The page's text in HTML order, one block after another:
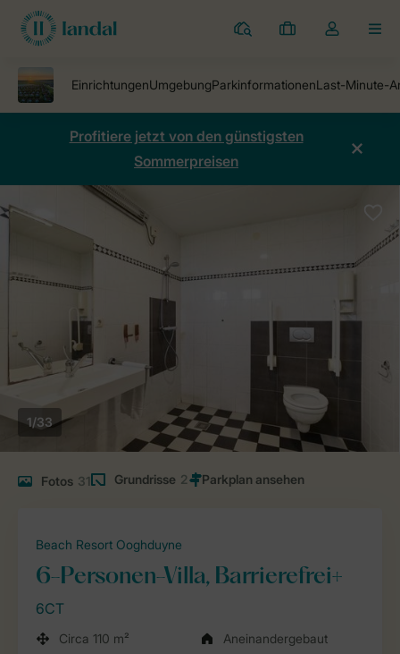
Ferienparks
Meine
Dropdown-
öffnen
Profitiere jetzt von den günstigsten
Sommerpreisen
1/33
Fotos 31 Grundrisse 2
Beach Resort Ooghduyne
6-Personen-Villa, Barrierefrei+
6CT
Circa 110 m²
Aneinandergebaut